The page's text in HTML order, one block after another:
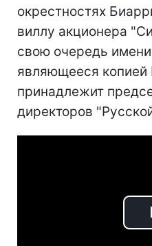
окрестностях
виллу акционера
свою очередь
являющееся копией
принадлежит
директоров